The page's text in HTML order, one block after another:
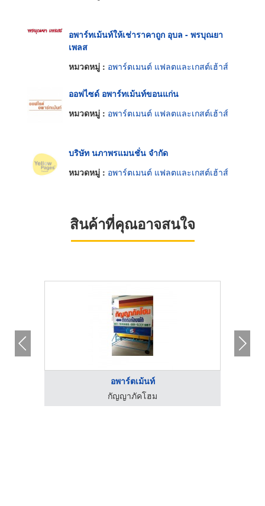
อพาร์ทเม้นท์ให้เช่าราคาถูก อุบล - พรบุณยา
เพลส
หมวดหมู่ : อพาร์ตเมนต์ แฟลตและเกสต์เฮ้าส์
ออฟไซด์ อพาร์ทเม้นท์ขอนแก่น
หมวดหมู่ : อพาร์ตเมนต์ แฟลตและเกสต์เฮ้าส์
บริษัท นภาพรแมนชั่น จำกัด
หมวดหมู่ : อพาร์ตเมนต์ แฟลตและเกสต์เฮ้าส์
สินค้าที่คุณอาจสนใจ
อพาร์ตเม้นท์
กัญญาภัคโฮม